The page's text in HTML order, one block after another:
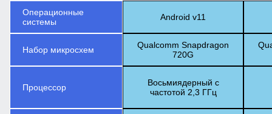
Операционные
системы
Android v11
Набор микросхем
Qualcomm Snapdragon
720G
Процессор
Восьмиядерный с
частотой 2,3 ГГц